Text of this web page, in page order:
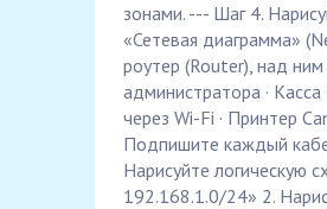
зонами. --- Шаг 4.
«Сетевая диаграмма»
роутер (Router), над
администратора ·
через Wi-Fi · Принтер
Подпишите каждый
Нарисуйте логическую
192.168.1.0/24» 2.